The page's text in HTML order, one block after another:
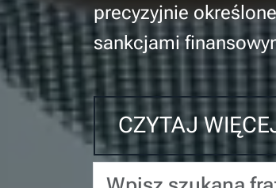
precyzyjnie
sankcjami
CZYTAJ
Wpisz szukaną